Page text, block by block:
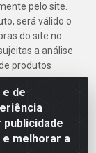
de
melhorar a
pelo site.
será válido o
do site no
a análise
produtos
em Geral
PE - CEP